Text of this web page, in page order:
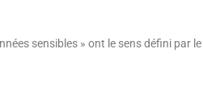
sensibles » ont le sens défini par